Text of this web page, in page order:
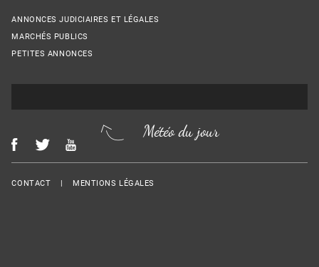
ANNONCES JUDICIAIRES ET LÉGALES
MARCHÉS PUBLICS
PETITES ANNONCES
Météo du jour
Menu Footer
CONTACT MENTIONS LÉGALES